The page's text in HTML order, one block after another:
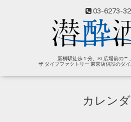
03-6273-
新橋駅徒歩１分。SL広場前のニ
ザ ダイブファクトリー 東京店併設のダ
カレン